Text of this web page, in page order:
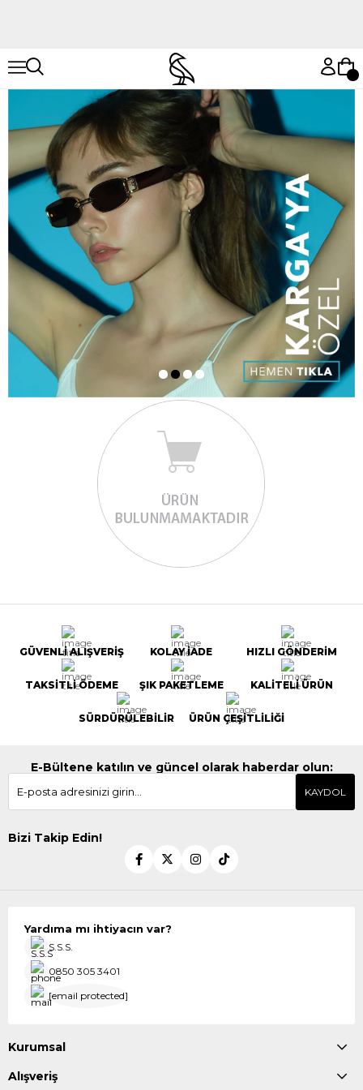
GÜVENLİ ALIŞVERİŞ KOLAY İADE HIZLI GÖNDERİM
TAKSİTLİ ÖDEME ŞIK PAKETLEME KALİTELİ ÜRÜN
SÜRDÜRÜLEBİLİR ÜRÜN ÇEŞİTLİLİĞİ
E-Bültene katılın ve güncel olarak haberdar olun:
KAYDOL
Bizi Takip Edin!
Yardıma mı ihtiyacın var?
S.S.S.
0850 305 3401
[email protected]
Kurumsal
Alışveriş